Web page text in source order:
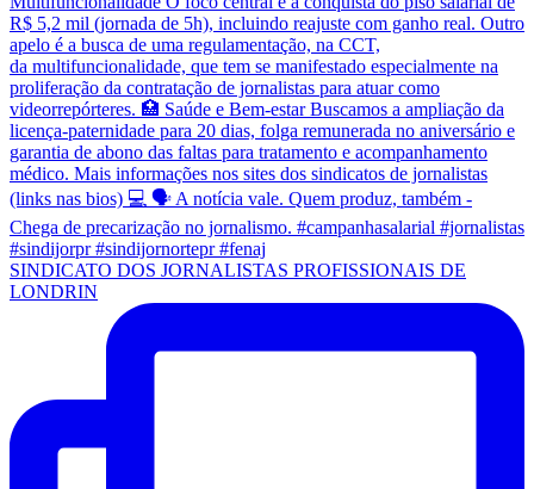
SINDICATO DOS JORNALISTAS PROFISSIONAIS DE
LONDRIN